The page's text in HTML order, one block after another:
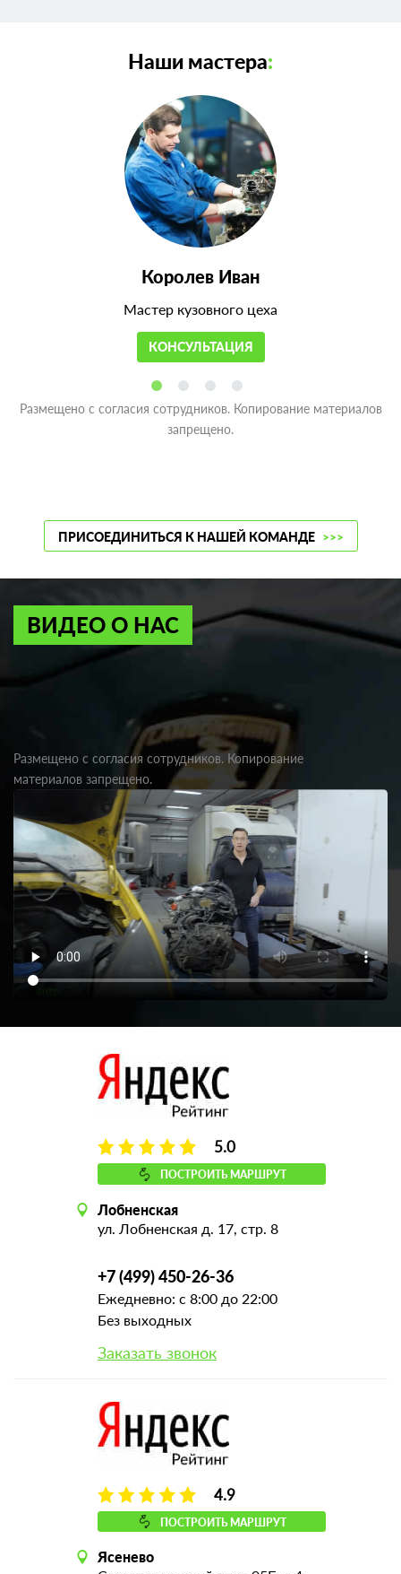
Наши мастера:
Королев Иван
Мастер кузовного цеха
КОНСУЛЬТАЦИЯ
Размещено с согласия сотрудников. Копирование материалов
запрещено.
ПРИСОЕДИНИТЬСЯ К НАШЕЙ КОМАНДЕ >>>
ВИДЕО О НАС
Размещено с согласия сотрудников. Копирование
материалов запрещено.
5.0
ПОСТРОИТЬ МАРШРУТ
Лобненская
ул. Лобненская д. 17, стр. 8
+7 (499) 450-26-36
Ежедневно: с 8:00 до 22:00
Без выходных
Заказать звонок
4.9
ПОСТРОИТЬ МАРШРУТ
Ясенево